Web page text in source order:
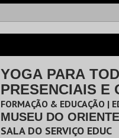
YOGA PARA
PRESENCIAIS E
FORMAÇÃO & EDUCAÇÃO |
MUSEU DO
SALA DO SERVIÇO EDUC